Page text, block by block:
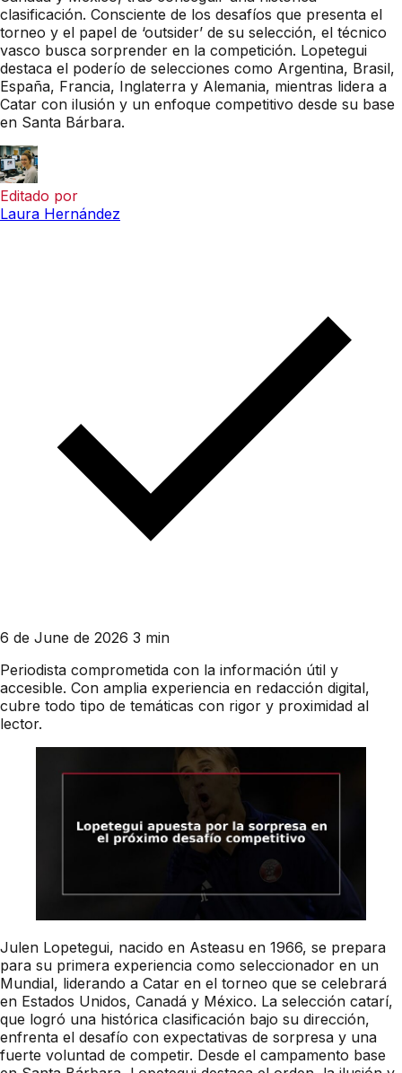
clasificación. Consciente de los desafíos que presenta el
torneo y el papel de ‘outsider’ de su selección, el técnico
vasco busca sorprender en la competición. Lopetegui
destaca el poderío de selecciones como Argentina, Brasil,
España, Francia, Inglaterra y Alemania, mientras lidera a
Catar con ilusión y un enfoque competitivo desde su base
en Santa Bárbara.
Editado por
Laura Hernández
6 de June de 2026 3 min
Periodista comprometida con la información útil y
accesible. Con amplia experiencia en redacción digital,
cubre todo tipo de temáticas con rigor y proximidad al
lector.
Julen Lopetegui, nacido en Asteasu en 1966, se prepara
para su primera experiencia como seleccionador en un
Mundial, liderando a Catar en el torneo que se celebrará
en Estados Unidos, Canadá y México. La selección catarí,
que logró una histórica clasificación bajo su dirección,
enfrenta el desafío con expectativas de sorpresa y una
fuerte voluntad de competir. Desde el campamento base